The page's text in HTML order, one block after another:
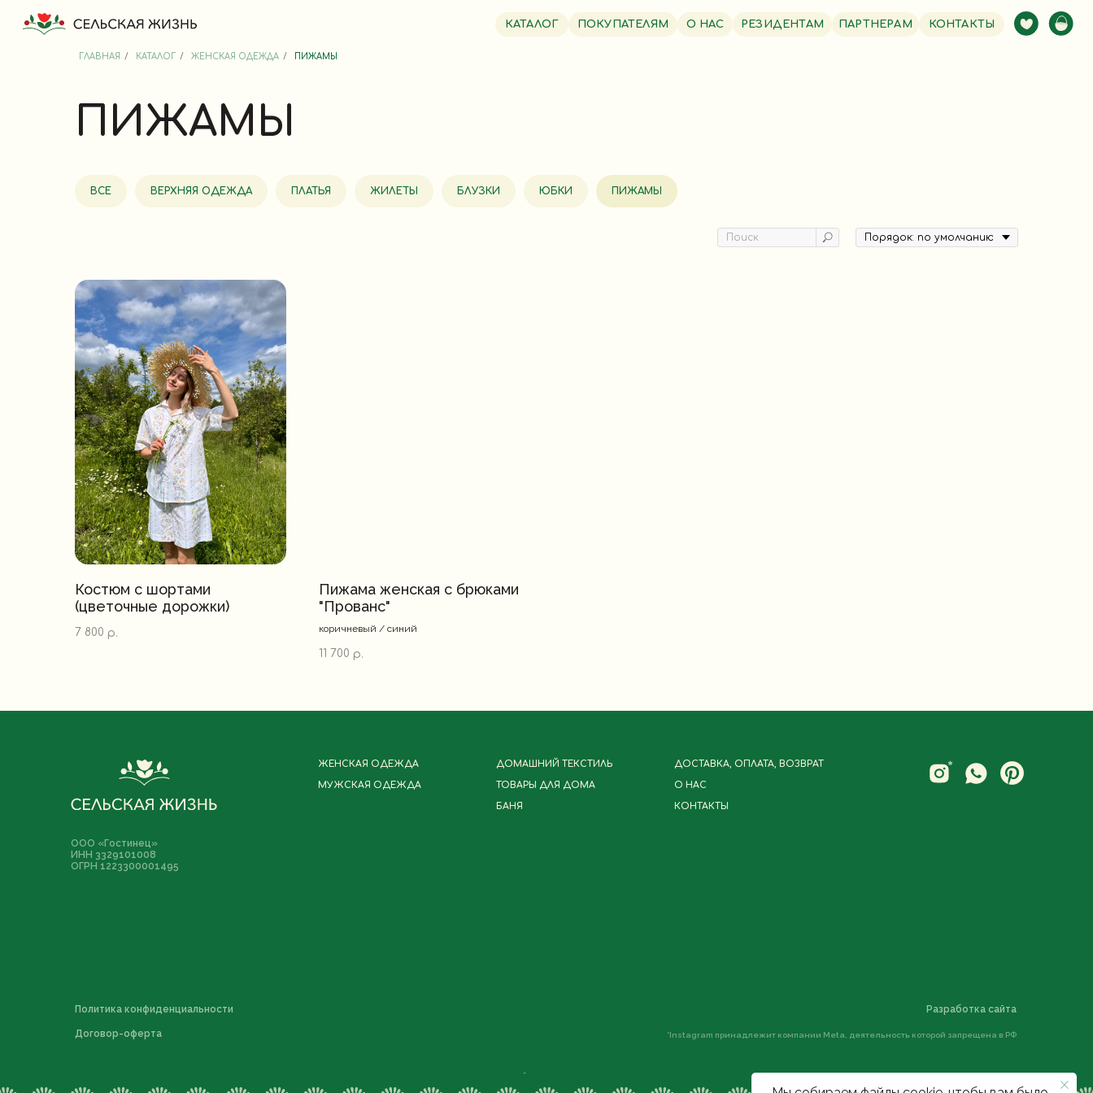
КАТАЛОГ ПОКУПАТЕЛЯМ О НАС КОНТАКТЫ
РЕЗИДЕНТАМ ПАРТНЕРАМ
ГЛАВНАЯ / КАТАЛОГ / ЖЕНСКАЯ ОДЕЖДА / ПИЖАМЫ
ПИЖАМЫ
ВСЕ ВЕРХНЯЯ ОДЕЖДА ПЛАТЬЯ ЖИЛЕТЫ БЛУЗКИ ЮБКИ ПИЖАМЫ
Костюм с шортами
(цветочные дорожки)
7 800 р.
Пижама женская с брюками
"Прованс"
коричневый / синий
11 700 р.
ООО «Гостинец»
ИНН 3329101008
ОГРН 1223300001495
ЖЕНСКАЯ ОДЕЖДА
МУЖСКАЯ ОДЕЖДА
ДОМАШНИЙ ТЕКСТИЛЬ
ТОВАРЫ ДЛЯ ДОМА
БАНЯ
ДОСТАВКА, ОПЛАТА, ВОЗВРАТ
О НАС
КОНТАКТЫ
Политика конфиденциальности
Договор-оферта
Разработка сайта
*Instagram принадлежит компании Meta, деятельность которой запрещена в РФ